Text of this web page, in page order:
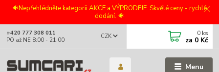
🐠Nepřehlédněte kategorii AKCE a VÝPRODEJE. Skvělé ceny - rychlé
dodání. 🐠
Menu
CZK
+420 777 308 011
PO až NE 8:00 - 21:00
0 ks
za 0 Kč